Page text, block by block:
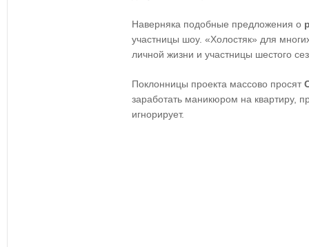
Наверняка подобные предложения о
участницы шоу. «Холостяк» для
личной жизни и участницы шестого
Поклонницы проекта массово просят
заработать маникюром на квартиру,
игнорирует.